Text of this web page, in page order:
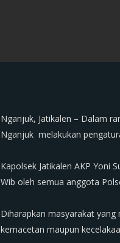
‎Nganjuk, Jatikalen – Dalam
Nganjuk melakukan
‎Kapolsek Jatikalen AKP Yoni
Wib oleh semua anggota
‎Diharapkan masyarakat
kemacetan maupun